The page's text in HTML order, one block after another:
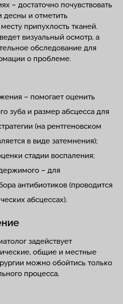
– достаточно почувствовать
десны и отметить
припухлость тканей.
визуальный осмотр, а
обследование для
о проблеме.
– помогает оценить
зуба и размер абсцесса для
(на рентгеновском
в виде затемнения);
стадии воспаления;
– для
антибиотиков (проводится
абсцессах).
задействует
общие и местные
можно обойтись только
процесса.